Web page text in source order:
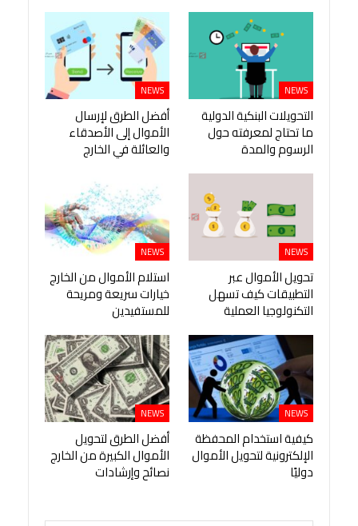
NEWS
التحويلات البنكية الدولية
ما تحتاج لمعرفته حول
الرسوم والمدة
NEWS
أفضل الطرق لإرسال
الأموال إلى الأصدقاء
والعائلة في الخارج
NEWS
تحويل الأموال عبر
التطبيقات كيف تسهل
التكنولوجيا العملية
NEWS
استلام الأموال من الخارج
خيارات سريعة ومريحة
للمستفيدين
NEWS
كيفية استخدام المحفظة
الإلكترونية لتحويل الأموال
دوليًا
NEWS
أفضل الطرق لتحويل
الأموال الكبيرة من الخارج
نصائح وإرشادات